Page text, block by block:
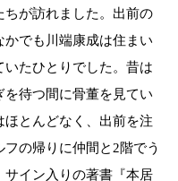
が訪れました。出前の
でも川端康成は住まい
たひとりでした。昔は
待つ間に骨董を見てい
とんどなく、出前を注
の帰りに仲間と2階でう
サイン入りの著書『本居